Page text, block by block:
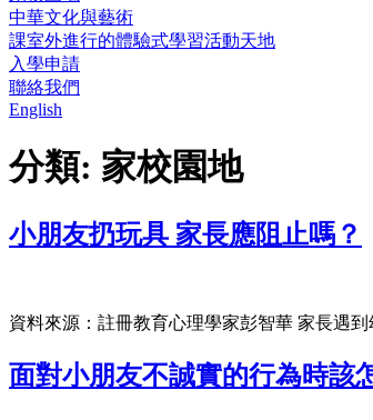
中華文化與藝術
課室外進行的體驗式學習活動天地
入學申請
聯絡我們
English
分類: 家校園地
小朋友扔玩具 家長應阻止嗎？
資料來源：註冊教育心理學家彭智華 家長遇
面對小朋友不誠實的行為時該